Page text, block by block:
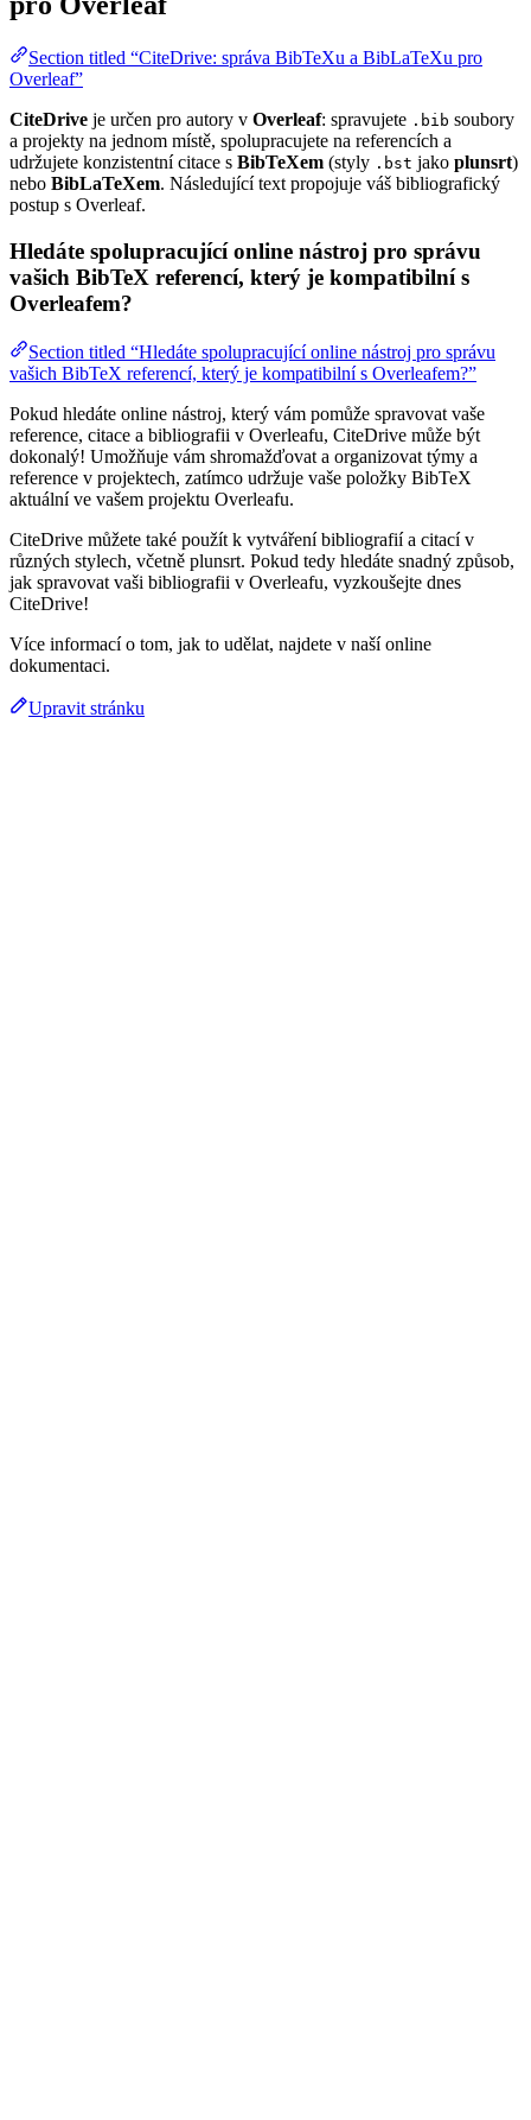
Section titled “CiteDrive: správa BibTeXu a BibLaTeXu pro
Overleaf”
CiteDrive je určen pro autory v Overleaf: spravujete .bib soubory
a projekty na jednom místě, spolupracujete na referencích a
udržujete konzistentní citace s BibTeXem (styly .bst jako plunsrt)
nebo BibLaTeXem. Následující text propojuje váš bibliografický
postup s Overleaf.
Hledáte spolupracující online nástroj pro správu
vašich BibTeX referencí, který je kompatibilní s
Overleafem?
Section titled “Hledáte spolupracující online nástroj pro správu
vašich BibTeX referencí, který je kompatibilní s Overleafem?”
Pokud hledáte online nástroj, který vám pomůže spravovat vaše
reference, citace a bibliografii v Overleafu, CiteDrive může být
dokonalý! Umožňuje vám shromažďovat a organizovat týmy a
reference v projektech, zatímco udržuje vaše položky BibTeX
aktuální ve vašem projektu Overleafu.
CiteDrive můžete také použít k vytváření bibliografií a citací v
různých stylech, včetně plunsrt. Pokud tedy hledáte snadný způsob,
jak spravovat vaši bibliografii v Overleafu, vyzkoušejte dnes
CiteDrive!
Více informací o tom, jak to udělat, najdete v naší online
dokumentaci.
Upravit stránku